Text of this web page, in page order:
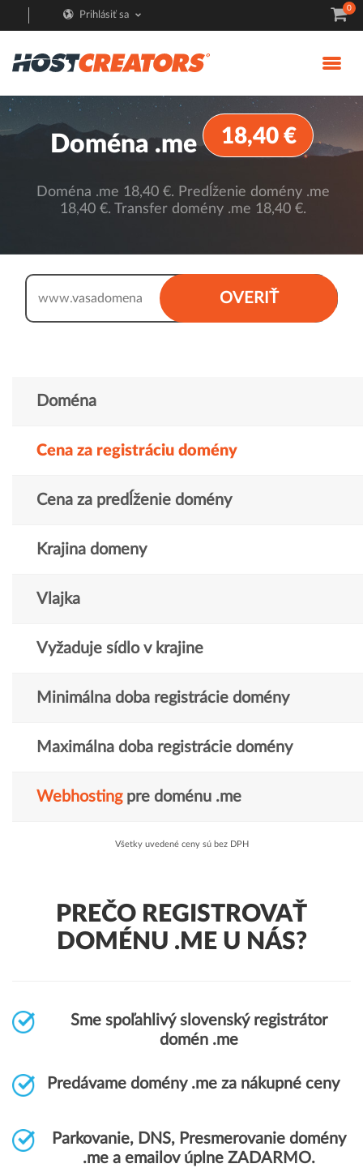
Prihlásiť sa
0
Doména .me 18,40 €
Doména .me 18,40 €. Predĺženie domény .me
18,40 €. Transfer domény .me 18,40 €.
OVERIŤ
www.
Doména
Cena za registráciu domény
Cena za predĺženie domény
Krajina domeny
Vlajka
Vyžaduje sídlo v krajine
Minimálna doba registrácie domény
Maximálna doba registrácie domény
Webhostingpre doménu .me
Všetky uvedené ceny sú bez DPH
PREČO REGISTROVAŤ
DOMÉNU .ME U NÁS?
Sme spoľahlivý slovenský registrátor
domén .me
Predávame domény .me za nákupné ceny
Parkovanie, DNS, Presmerovanie domény
.me a emailov úplne ZADARMO.